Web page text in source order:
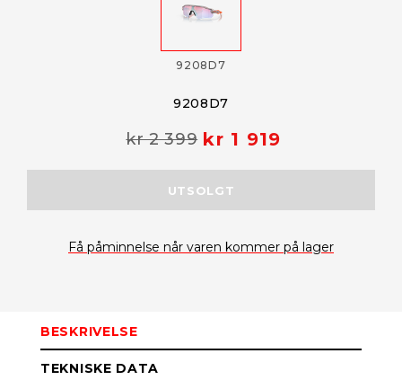
9208D7
9208D7
kr 2 399 kr 1 919
UTSOLGT
Få påminnelse når varen kommer på lager
BESKRIVELSE
TEKNISKE DATA